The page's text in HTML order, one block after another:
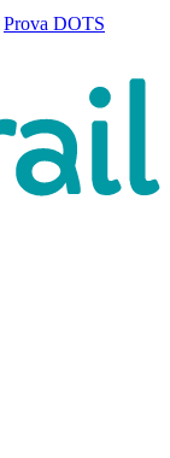
Prova DOTS